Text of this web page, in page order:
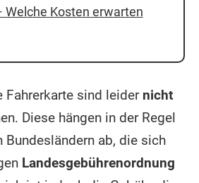
Welche Kosten erwarten
Fahrerkarte sind leider nicht
Diese hängen in der Regel
Bundesländern ab, die sich
Landesgebührenordnung